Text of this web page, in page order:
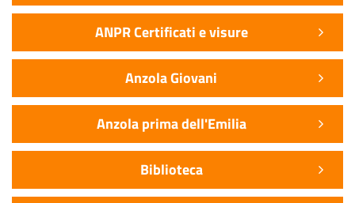
ANPR Certificati e visure
Anzola Giovani
Anzola prima dell'Emilia
Biblioteca